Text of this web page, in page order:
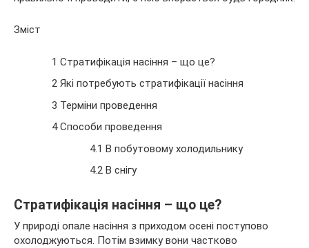
Зміст
1 Стратифікація насіння – що це?
2 Які потребують стратифікації насіння
3 Терміни проведення
4 Способи проведення
4.1 В побутовому холодильнику
4.2 В снігу
Стратифікація насіння – що це?
У природі опале насіння з приходом осені поступово
охолоджуються. Потім взимку вони частково